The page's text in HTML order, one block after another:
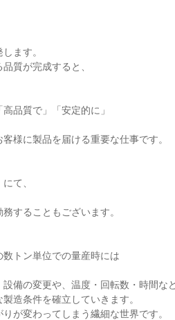
ます。
質が完成すると、
品質で」「安定的に」
様に製品を届ける重要な仕事です。
て、
することもございます。
トン単位での量産時には
備の変更や、温度・回転数・時間な
造条件を確立していきます。
が変わってしまう繊細な世界です。